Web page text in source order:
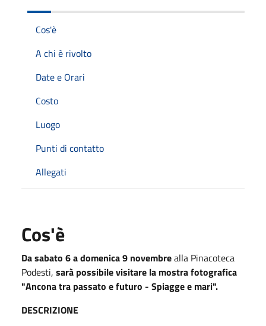
Cos'è
A chi è rivolto
Date e Orari
Costo
Luogo
Punti di contatto
Allegati
Cos'è
Da sabato 6 a domenica 9 novembrealla Pinacoteca
Podesti, sarà possibile visitare la mostra fotografica
"Ancona tra passato e futuro - Spiagge e mari".
DESCRIZIONE